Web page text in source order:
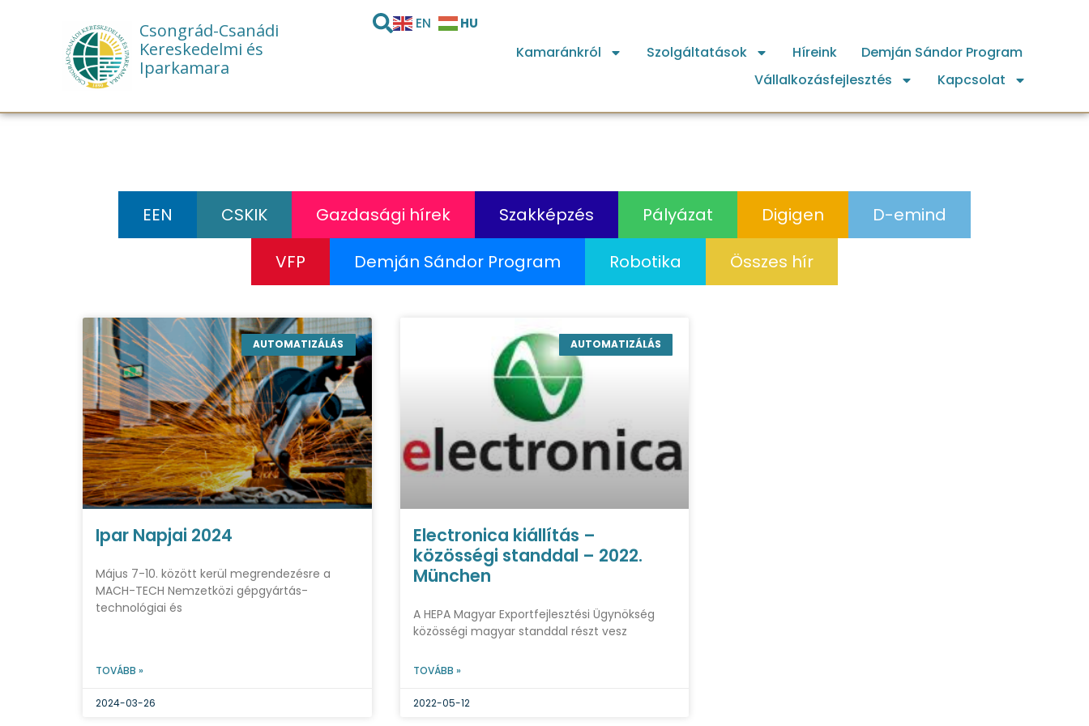
Csongrád-Csanádi
Kereskedelmi és
Iparkamara
EN HU
Kamaránkról Szolgáltatások Híreink
Demján Sándor Program
Vállalkozásfejlesztés
Kapcsolat
EEN CSKIK Gazdasági hírek Szakképzés Pályázat Digigen D-emind
VFP Demján Sándor Program Robotika Összes hír
AUTOMATIZÁLÁS
Ipar Napjai 2024
Május 7-10. között kerül megrendezésre a
MACH-TECH Nemzetközi gépgyártás-
technológiai és
TOVÁBB »
2024-03-26
AUTOMATIZÁLÁS
Electronica kiállítás –
közösségi standdal – 2022.
München
A HEPA Magyar Exportfejlesztési Ügynökség
közösségi magyar standdal részt vesz
TOVÁBB »
2022-05-12